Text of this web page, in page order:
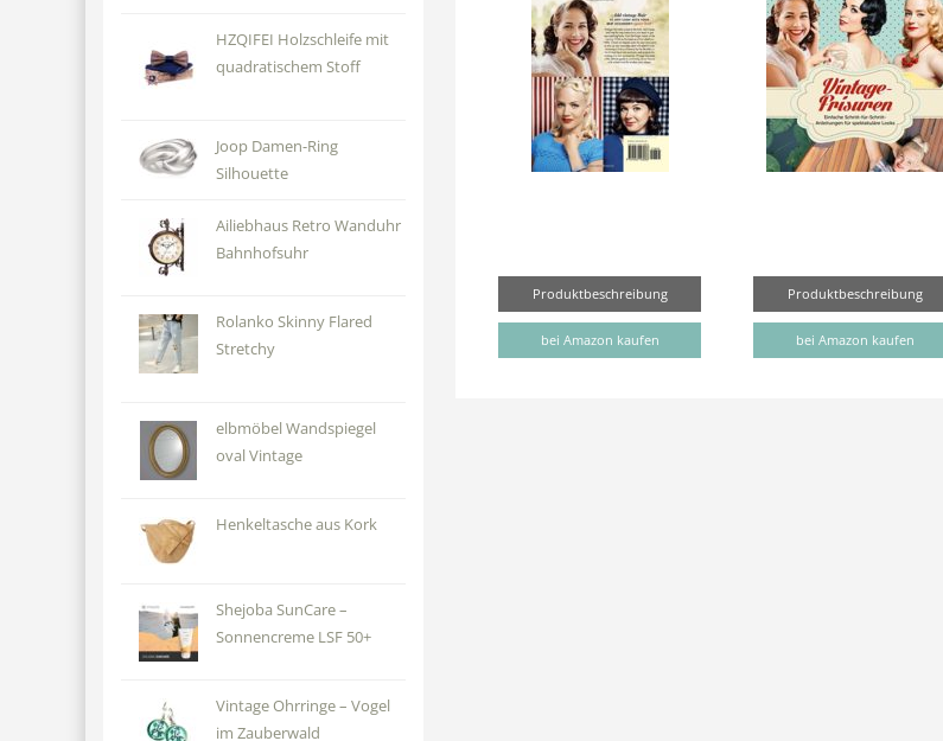
HZQIFEI Holzschleife mit
quadratischem Stoff
Joop Damen-Ring
Silhouette
Ailiebhaus Retro Wanduhr
Bahnhofsuhr
Rolanko Skinny Flared
Stretchy
elbmöbel Wandspiegel
oval Vintage
Henkeltasche aus Kork
Shejoba SunCare –
Sonnencreme LSF 50+
Vintage Ohrringe – Vogel
im Zauberwald
Produktbeschreibung
bei Amazon kaufen
Produktbeschreibung
bei Amazon kaufen